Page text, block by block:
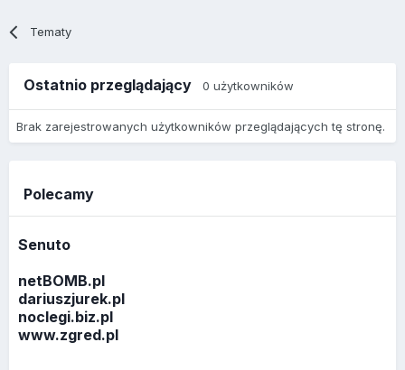
Tematy
Ostatnio przeglądający 0 użytkowników
Brak zarejestrowanych użytkowników przeglądających tę stronę.
Polecamy
Senuto
netBOMB.pl
dariuszjurek.pl
noclegi.biz.pl
www.zgred.pl